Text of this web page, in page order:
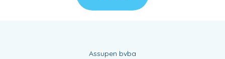
Assupen bvba